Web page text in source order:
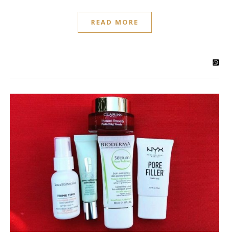
READ MORE